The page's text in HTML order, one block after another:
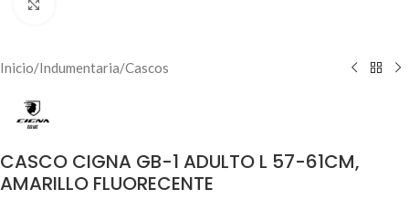
Inicio/Indumentaria/Cascos
CASCO CIGNA GB-1 ADULTO L 57-61CM,
AMARILLO FLUORECENTE